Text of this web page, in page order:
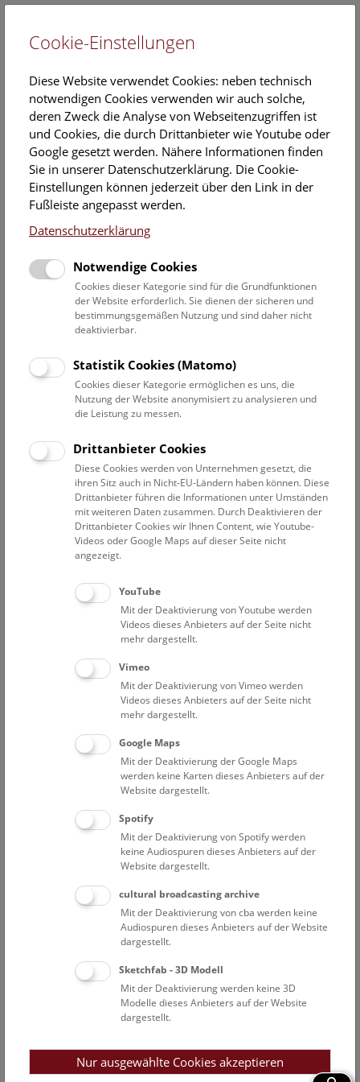
EN
Forschungspfad durchs NHM
seit 19. Februar 2011
12 Forschungssäulen zeigen ab 19. Februar 2011 zwölf
Monate lang eine in der Öffentlichkeit bislang wenig
bekannte Seite des Museums: Das NHM zählt zu den
bedeutendsten naturwissenschaftlichen
Forschungseinrichtungen. Hinter den Kulissen arbeiten
rund 60 ForscherInnen an zahlreichen
Forschungsprojekten. Die Forschungssäulen legen
Museum.
wissenschaftlichen Sammlungen, Labors und Werkstätten
des NHM an hochaktuellen, wissenschaftlich interessanten,
aber auch gesellschaftsrelevanten Forschungsprojekten.
Damit zählt das NHM international zu den bedeutenden
naturwissenschaftlichen Forschungseinrichtungen.
Ein neues Projekt soll den BesucherInnen diesen meist
wenig beachteten Aspekt näher bringen: Unter dem Motto
Forschungsprojekte vor. Durch ihr modernes Design
unterscheiden sich die Säulen klar von den historischen
Vitrinen und legen einen spannenden „Forschungspfad“ quer
durchs Museum. Als Blickfang machen interessante Objekte
auf die Inhalte aufmerksam. Ein Kurztext auf der Vorderseite
gibt eine rasche Übersicht über das jeweilige Projekt, ein
ausführlicher Poster auf der Rückseite vermittelt detaillierte
Einblicke in die Thematik. Grafiken, Filme, Hörstationen und
interaktive Ladenelemente bieten zusätzliche Information.
Die Forschungssäulen
WissenschafterInnen stellen an ihrem Arbeitsplatz aktuelle
Forschungsprojekte vor.
jeden 1. Mittwoch im Monat, 17.30 Uhr, Führungskarte 6,50
Cookie-Einstellungen
Diese Website verwendet Cookies: neben technisch
notwendigen Cookies verwenden wir auch solche,
deren Zweck die Analyse von Webseitenzugriffen ist
und Cookies, die durch Drittanbieter wie Youtube oder
Google gesetzt werden. Nähere Informationen finden
Sie in unserer Datenschutzerklärung. Die Cookie-
Einstellungen können jederzeit über den Link in der
Fußleiste angepasst werden.
Datenschutzerklärung
Notwendige Cookies
Cookies dieser Kategorie sind für die Grundfunktionen
der Website erforderlich. Sie dienen der sicheren und
bestimmungsgemäßen Nutzung und sind daher nicht
deaktivierbar.
Statistik Cookies (Matomo)
Cookies dieser Kategorie ermöglichen es uns, die
Nutzung der Website anonymisiert zu analysieren und
die Leistung zu messen.
Drittanbieter Cookies
Diese Cookies werden von Unternehmen gesetzt, die
ihren Sitz auch in Nicht-EU-Ländern haben können. Diese
Drittanbieter führen die Informationen unter Umständen
mit weiteren Daten zusammen. Durch Deaktivieren der
Drittanbieter Cookies wir Ihnen Content, wie Youtube-
Videos oder Google Maps auf dieser Seite nicht
angezeigt.
YouTube
Mit der Deaktivierung von Youtube werden
Videos dieses Anbieters auf der Seite nicht
mehr dargestellt.
Vimeo
Mit der Deaktivierung von Vimeo werden
Videos dieses Anbieters auf der Seite nicht
mehr dargestellt.
Google Maps
Mit der Deaktivierung der Google Maps
werden keine Karten dieses Anbieters auf der
Website dargestellt.
Spotify
Mit der Deaktivierung von Spotify werden
keine Audiospuren dieses Anbieters auf der
Website dargestellt.
cultural broadcasting archive
Mit der Deaktivierung von cba werden keine
Audiospuren dieses Anbieters auf der Website
dargestellt.
Sketchfab - 3D Modell
Mit der Deaktivierung werden keine 3D
Modelle dieses Anbieters auf der Website
dargestellt.
Nur ausgewählte Cookies akzeptieren